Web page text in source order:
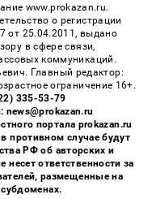
www.prokazan.ru.
о регистрации
от 25.04.2011, выдано
в сфере связи,
коммуникаций.
Главный редактор:
ограничение 16+.
335-53-79
news@prokazan.ru
портала prokazan.ru
противном случае будут
РФ об авторских и
ответственности за
размещенные на